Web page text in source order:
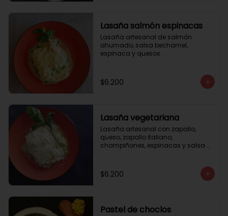
Lasaña salmón espinacas
Lasaña artesanal de salmón
ahumado, salsa bechamel,
espinaca y quesos.
$6.200
Lasaña vegetariana
Lasaña artesanal con zapallo,
queso, zapallo italiano,
champiñones, espinacas y salsa
$6.200
Pastel de choclos